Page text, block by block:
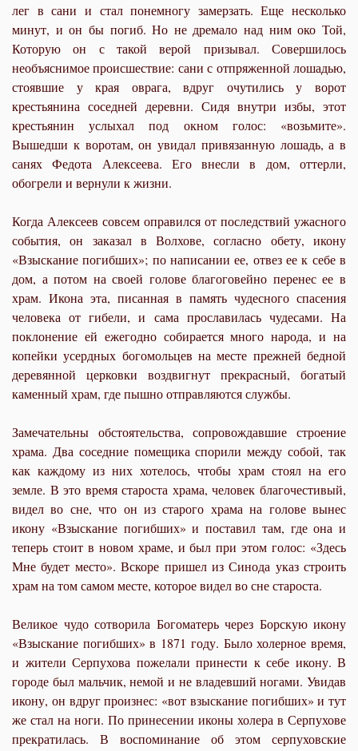
лег в сани и стал понемногу замерзать. Еще несколько
минут, и он бы погиб. Но не дремало над ним око Той,
Которую он с такой верой призывал. Совершилось
необъяснимое происшествие: сани с отпряженной лошадью,
стоявшие у края оврага, вдруг очутились у ворот
крестьянина соседней деревни. Сидя внутри избы, этот
крестьянин услыхал под окном голос: «возьмите».
Вышедши к воротам, он увидал привязанную лошадь, а в
санях Федота Алексеева. Его внесли в дом, оттерли,
обогрели и вернули к жизни.
Когда Алексеев совсем оправился от последствий ужасного
события, он заказал в Волхове, согласно обету, икону
«Взыскание погибших»; по написании ее, отвез ее к себе в
дом, а потом на своей голове благоговейно перенес ее в
храм. Икона эта, писанная в память чудесного спасения
человека от гибели, и сама прославилась чудесами. На
поклонение ей ежегодно собирается много народа, и на
копейки усердных богомольцев на месте прежней бедной
деревянной церковки воздвигнут прекрасный, богатый
каменный храм, где пышно отправляются службы.
Замечательны обстоятельства, сопровождавшие строение
храма. Два соседние помещика спорили между собой, так
как каждому из них хотелось, чтобы храм стоял на его
земле. В это время староста храма, человек благочестивый,
видел во сне, что он из старого храма на голове вынес
икону «Взыскание погибших» и поставил там, где она и
теперь стоит в новом храме, и был при этом голос: «Здесь
Мне будет место». Вскоре пришел из Синода указ строить
храм на том самом месте, которое видел во сне староста.
Великое чудо сотворила Богоматерь через Борскую икону
«Взыскание погибших» в 1871 году. Было холерное время,
и жители Серпухова пожелали принести к себе икону. В
городе был мальчик, немой и не владевший ногами. Увидав
икону, он вдруг произнес: «вот взыскание погибших» и тут
же стал на ноги. По принесении иконы холера в Серпухове
прекратилась. В воспоминание об этом серпуховские